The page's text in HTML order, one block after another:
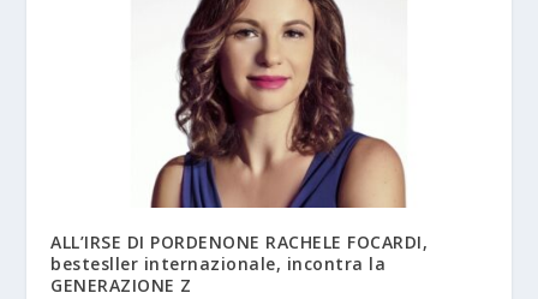
ALL’IRSE DI PORDENONE RACHELE FOCARDI,
bestesller internazionale, incontra la
GENERAZIONE Z